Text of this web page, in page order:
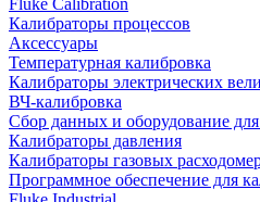
Fluke Calibration
Калибраторы процессов
Аксессуары
Температурная калибровка
Калибраторы электрических
ВЧ-калибровка
Сбор данных и оборудование
Калибраторы давления
Калибраторы газовых
Программное обеспечение для